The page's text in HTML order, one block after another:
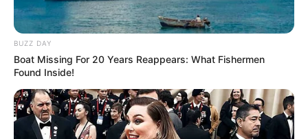
BUZZ DAY
Boat Missing For 20 Years Reappears: What Fishermen
Found Inside!